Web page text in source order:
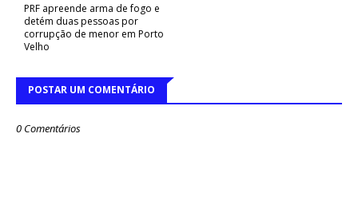
PRF apreende arma de fogo e
detém duas pessoas por
corrupção de menor em Porto
Velho
POSTAR UM COMENTÁRIO
0 Comentários